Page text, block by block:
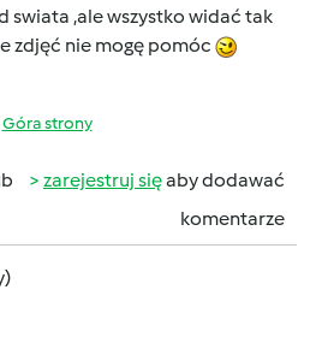
swiata ,ale wszystko widać tak
zdjęć nie mogę pomóc
Góra strony
zarejestruj sięaby dodawać
komentarze